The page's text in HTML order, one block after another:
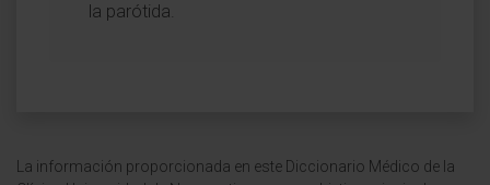
la parótida.
La información proporcionada en este Diccionario Médico de la